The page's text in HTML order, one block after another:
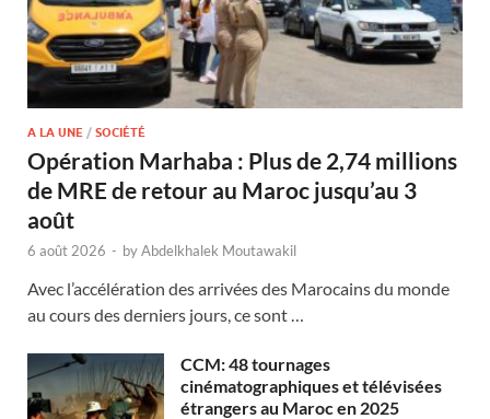
A LA UNE / SOCIÉTÉ
Opération Marhaba : Plus de 2,74 millions
de MRE de retour au Maroc jusqu’au 3
août
6 août 2026 - byAbdelkhalek Moutawakil
Avec l’accélération des arrivées des Marocains du monde
au cours des derniers jours, ce sont …
CCM: 48 tournages
cinématographiques et télévisées
étrangers au Maroc en 2025